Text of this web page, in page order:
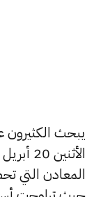
يبحث
المعادن التي